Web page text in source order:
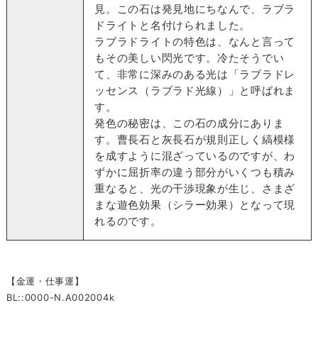
見。この石は発見地にちなんで、ラブラ
ドライトと名付けられました。
ラブラドライトの特色は、なんと言って
もその美しい閃光です。冷たそうでい
て、非常に深みのある光は「ラブラドレ
ッセンス（ラブラド光線）」と呼ばれま
す。
発色の秘密は、この石の成分にありま
す。曹長石と灰長石が規則正しく縞模様
を成すように混ざっているのですが、わ
ずかに屈折率の違う部分がいくつも積み
重なると、光の干渉現象が生じ、さまざ
まな遊色効果（シラー効果）となって現
れるのです。
【金運・仕事運】
BL::0000-N.A002004k